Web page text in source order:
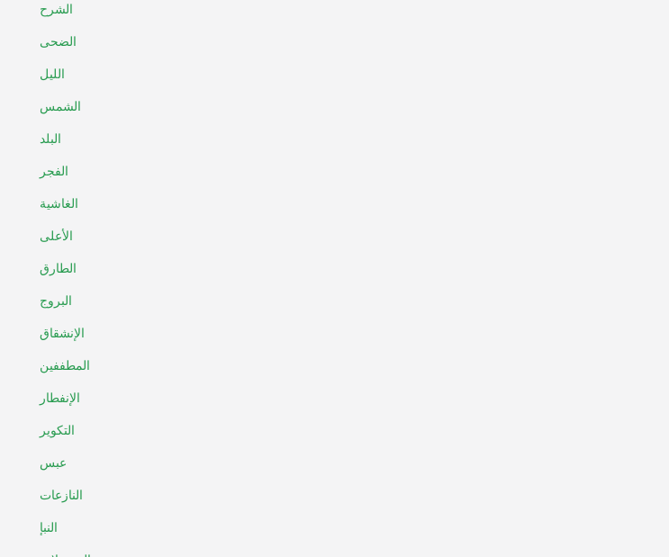
الشرح
الضحى
الليل
الشمس
البلد
الفجر
الغاشية
الأعلى
الطارق
البروج
الإنشقاق
المطففين
الإنفطار
التكوير
عبس
النازعات
النبإ